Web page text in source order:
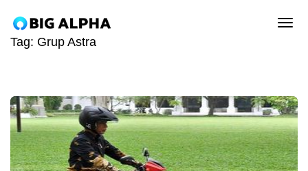
Tag: Grup Astra